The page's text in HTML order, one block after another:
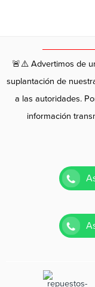
🚨⚠️ Advertimos de
suplantación de
a las autoridades.
información